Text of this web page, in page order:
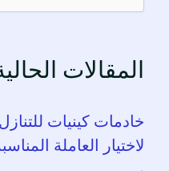
المقالات
خادمات كينيات
لاختيار العاملة